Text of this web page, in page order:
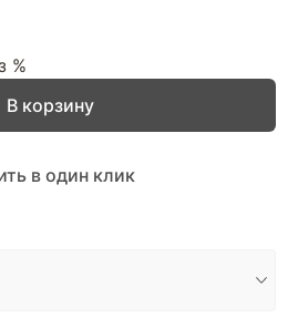
%
В корзину
в один клик